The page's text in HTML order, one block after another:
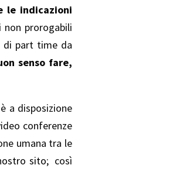
le indicazioni
prorogabili
di part time da
senso fare,
a disposizione
conferenze
umana tra le
sito; così